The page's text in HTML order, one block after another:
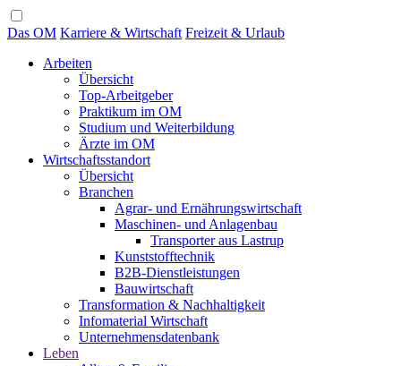
Das OM Karriere & Wirtschaft Freizeit & Urlaub
Arbeiten
Übersicht
Top-Arbeitgeber
Praktikum im OM
Studium und Weiterbildung
Ärzte im OM
Wirtschaftsstandort
Übersicht
Branchen
Agrar- und Ernährungswirtschaft
Maschinen- und Anlagenbau
Transporter aus Lastrup
Kunststofftechnik
B2B-Dienstleistungen
Bauwirtschaft
Transformation & Nachhaltigkeit
Infomaterial Wirtschaft
Unternehmensdatenbank
Leben